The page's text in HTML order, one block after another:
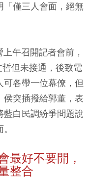
「僅三人會面，絕無
午召開記者會前，
但未接通，後致電
各帶一位幕僚，但
突插撥給郭董，表
白民調紛爭問題說
最好不要開，
整合